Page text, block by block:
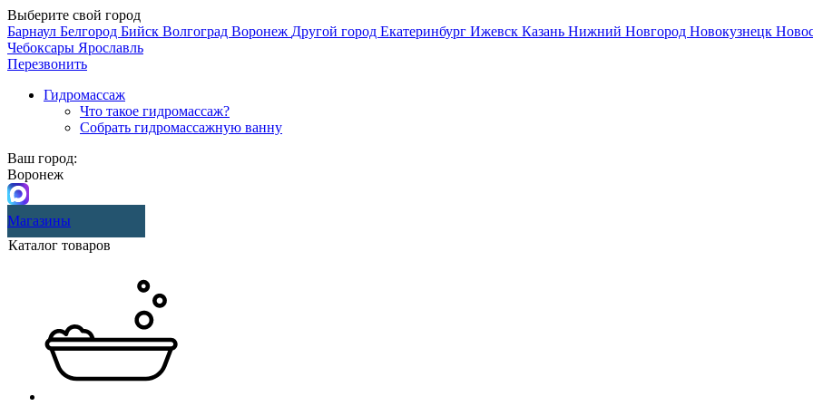
Выберите свой город
Барнаул Белгород Бийск Волгоград Воронеж Другой город Екатеринбург Ижевск Казань Нижний Новгород Новокузнецк
Чебоксары Ярославль
Перезвонить
Гидромассаж
Что такое гидромассаж?
Собрать гидромассажную ванну
Ваш город:
Воронеж
Магазины
Каталог товаров